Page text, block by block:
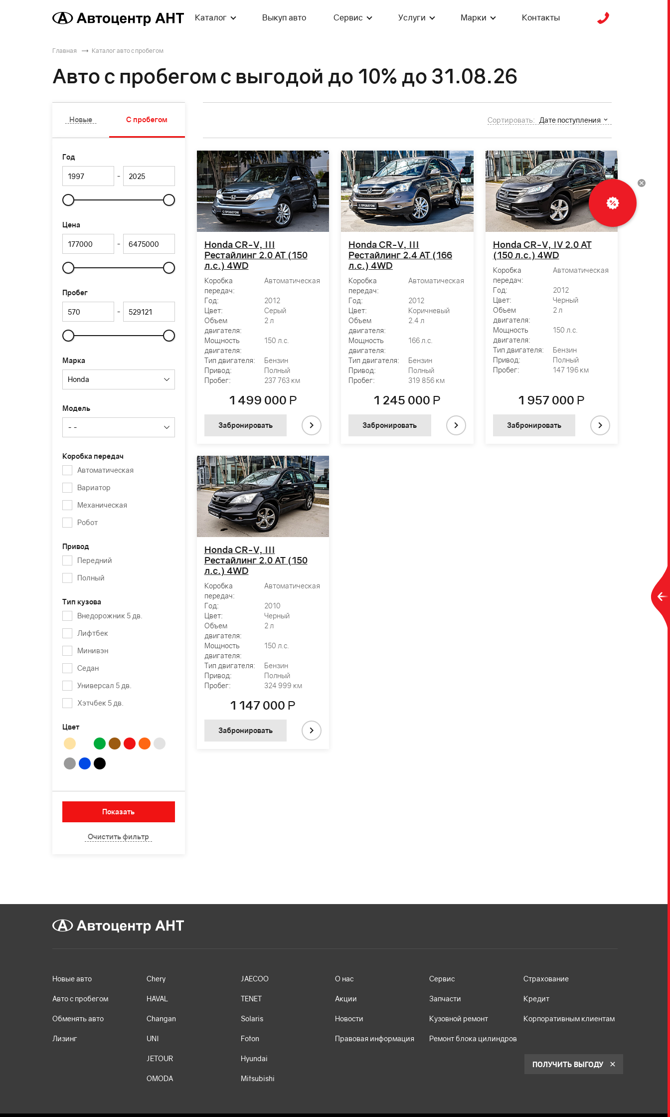
Каталог Выкуп авто Сервис Услуги Марки Контакты
Главная Каталог авто с пробегом
Авто с пробегом с выгодой до 10% до 31.08.26
Новые С пробегом
Год
-
Цена
-
Пробег
-
Марка
Модель
Коробка передач
Автоматическая
Вариатор
Механическая
Робот
Привод
Передний
Полный
Тип кузова
Внедорожник 5 дв.
Лифтбек
Минивэн
Седан
Универсал 5 дв.
Хэтчбек 5 дв.
Цвет
Сортировать: Дате поступления
Honda CR-V, III
Рестайлинг 2.0 AT (150
л.с.) 4WD
Коробка
передач:
Автоматическая
Год:
2012
Цвет:
Серый
Объем
двигателя:
2 л
Мощность
двигателя:
150 л.с.
Тип двигателя:
Бензин
Привод:
Полный
Пробег:
237 763 км
1 499 000 Р
Забронировать
Honda CR-V, III
Рестайлинг 2.4 AT (166
л.с.) 4WD
Коробка
передач:
Автоматическая
Год:
2012
Цвет:
Коричневый
Объем
двигателя:
2.4 л
Мощность
двигателя:
166 л.с.
Тип двигателя:
Бензин
Привод:
Полный
Пробег:
319 856 км
1 245 000 Р
Забронировать
Honda CR-V, IV 2.0 AT
(150 л.с.) 4WD
Коробка
передач:
Автоматическая
Год:
2012
Цвет:
Черный
Объем
двигателя:
2 л
Мощность
двигателя:
150 л.с.
Тип двигателя:
Бензин
Привод:
Полный
Пробег:
147 196 км
1 957 000 Р
Забронировать
Honda CR-V, III
Рестайлинг 2.0 AT (150
л.с.) 4WD
Коробка
передач:
Автоматическая
Год:
2010
Цвет:
Черный
Объем
двигателя:
2 л
Мощность
двигателя:
150 л.с.
Тип двигателя:
Бензин
Привод:
Полный
Пробег:
324 999 км
1 147 000 Р
Забронировать
Новые авто
Авто с пробегом
Обменять авто
Лизинг
Chery
HAVAL
Changan
UNI
JETOUR
OMODA
JAECOO
TENET
Solaris
Foton
Hyundai
Mitsubishi
О нас
Акции
Новости
Правовая информация
Сервис
Запчасти
Кузовной ремонт
Ремонт блока цилиндров
Страхование
Кредит
Корпоративным клиентам
Рассчитать
кредит
ПОЛУЧИТЬ ВЫГОДУ